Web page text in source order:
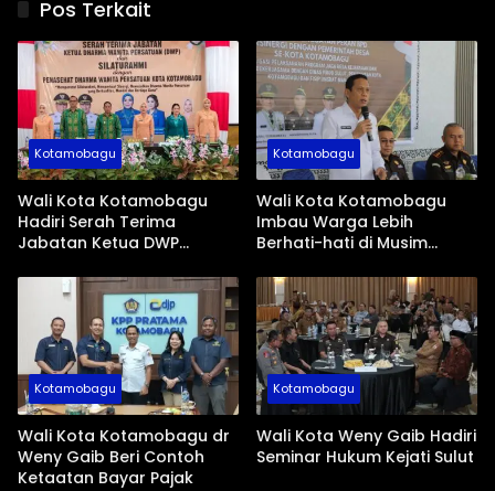
Pos Terkait
Kotamobagu
Wali Kota Kotamobagu
Hadiri Serah Terima
Jabatan Ketua DWP
Kotamobagu
Wali Kota Kotamobagu
Imbau Warga Lebih
Berhati-hati di Musim
Kotamobagu
Wali Kota Kotamobagu dr
Weny Gaib Beri Contoh
Ketaatan Bayar Pajak
Kotamobagu
Wali Kota Weny Gaib Hadiri
Seminar Hukum Kejati Sulut